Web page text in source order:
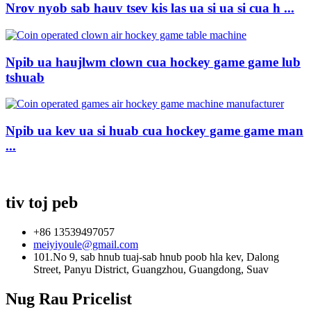
Nrov nyob sab hauv tsev kis las ua si ua si cua h ...
Npib ua haujlwm clown cua hockey game game lub
tshuab
Npib ua kev ua si huab cua hockey game game man
...
tiv toj peb
+86 13539497057
meiyiyoule@gmail.com
101.No 9, sab hnub tuaj-sab hnub poob hla kev, Dalong
Street, Panyu District, Guangzhou, Guangdong, Suav
Nug Rau Pricelist